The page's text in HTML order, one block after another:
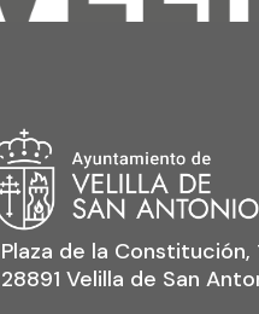
Plaza de la Constitución,
28891 Velilla de San